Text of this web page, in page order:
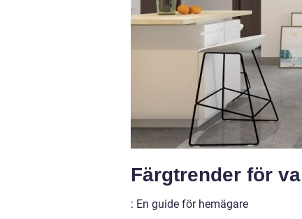
Färgtrender för
: En guide för hemägare